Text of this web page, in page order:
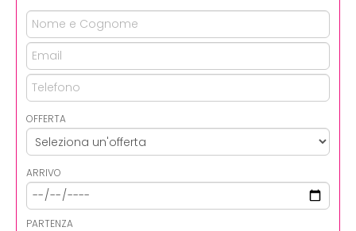
OFFERTA
ARRIVO
PARTENZA